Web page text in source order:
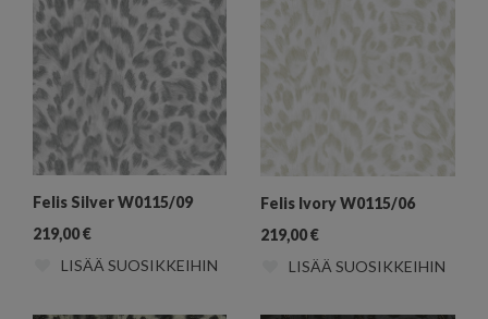
Felis Silver W0115/09
219,00€
LISÄÄ SUOSIKKEIHIN
Felis Ivory W0115/06
219,00€
LISÄÄ SUOSIKKEIHIN